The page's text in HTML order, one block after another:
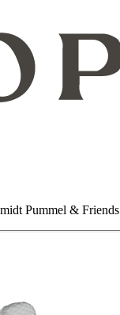
Pummel & Friends